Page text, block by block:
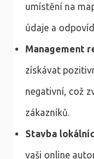
umístění na
údaje a
Management
získávat
negativní, což
zákazníků.
Stavba
vaši online